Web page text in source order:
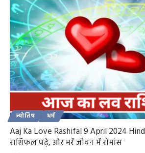
ज्योतिष धर्म
Aaj Ka Love Rashifal 9 April 2024
राशिफल पढ़े, और भरें जीवन में रोमांस